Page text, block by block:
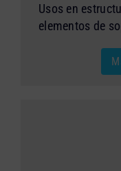
Usos en
elementos de